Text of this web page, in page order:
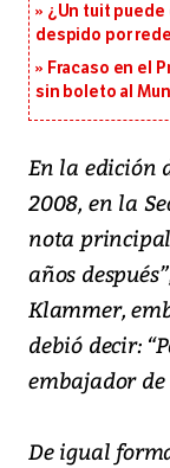
¿Un tuit
despido por
Fracaso en el
sin boleto al
En la edición
2008, en la
nota
años
Klammer,
debió decir:
embajador de
De igual